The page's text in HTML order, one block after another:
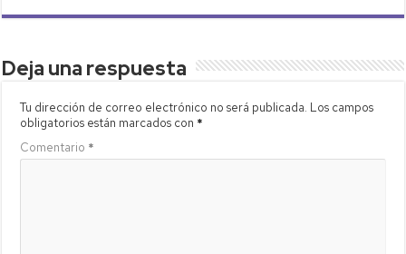
Deja una respuesta
Tu dirección de correo electrónico no será publicada. Los campos
obligatorios están marcados con *
Comentario *